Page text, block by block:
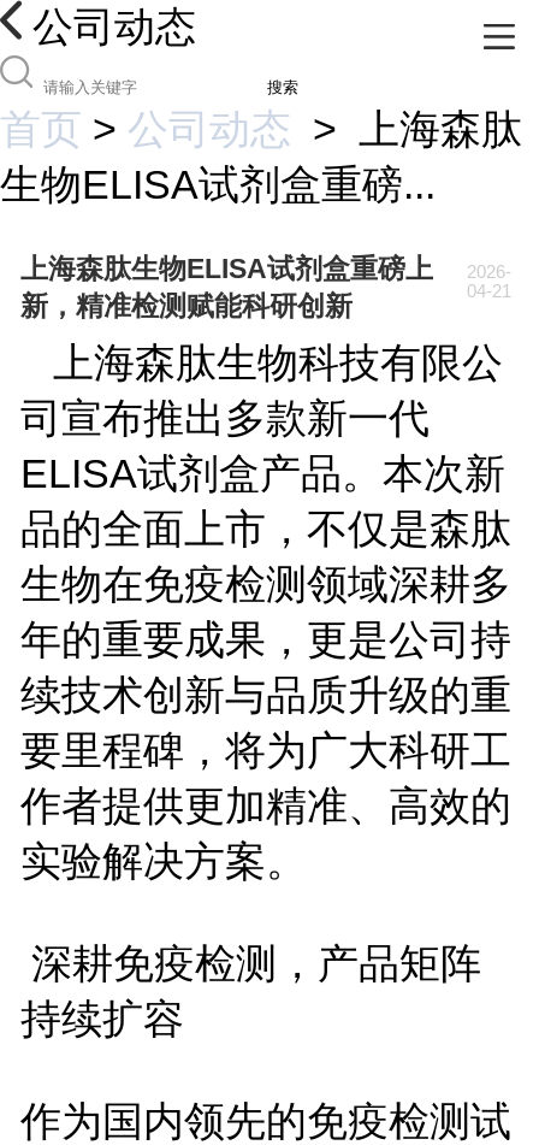
公司动态
搜索
首页 > 公司动态 >
上海森肽
生物ELISA试剂盒重磅...
上海森肽生物ELISA试剂盒重磅上
新，精准检测赋能科研创新
2026-
04-21
上海森肽生物科技有限公
司宣布推出多款新一代
ELISA试剂盒产品。本次新
品的全面上市，不仅是森肽
生物在免疫检测领域深耕多
年的重要成果，更是公司持
续技术创新与品质升级的重
要里程碑，将为广大科研工
作者提供更加精准、高效的
实验解决方案。
深耕免疫检测，产品矩阵
持续扩容
作为国内领先的免疫检测试